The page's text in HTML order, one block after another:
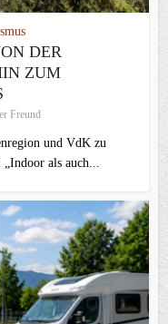
DER
ZUM
Freund
und VdK zu
als auch...